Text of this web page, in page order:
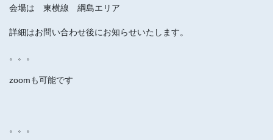
会場は 東横線 綱島エリア
詳細はお問い合わせ後にお知らせいたします。
。。。
zoomも可能です
。。。